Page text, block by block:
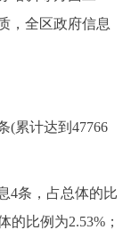
，全区政府信息
累计达到47766
条，占总体的比
的比例为2.53%；